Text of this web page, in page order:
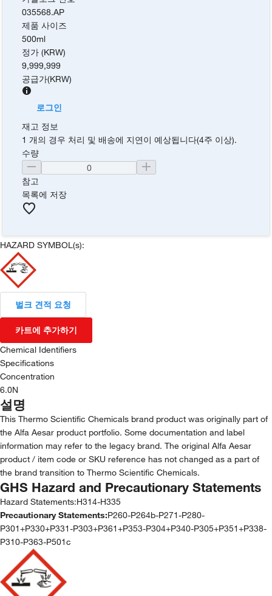
035568.AP
제품 사이즈
500ml
정가 (KRW)
9,999,999
공급가(KRW)
로그인
재고 정보
1 개의 경우 처리 및 배송에 지연이 예상됩니다(4주 이상).
수량
참고
목록에 저장
HAZARD SYMBOL(s):
벌크 견적 요청
카트에 추가하기
Chemical Identifiers
Specifications
Concentration
6.0N
설명
This Thermo Scientific Chemicals brand product was originally part of
the Alfa Aesar product portfolio. Some documentation and label
information may refer to the legacy brand. The original Alfa Aesar
product / item code or SKU reference has not changed as a part of
the brand transition to Thermo Scientific Chemicals.
GHS Hazard and Precautionary Statements
Hazard Statements:H314-H335
Precautionary Statements:P260-P264b-P271-P280-
P301+P330+P331-P303+P361+P353-P304+P340-P305+P351+P338-
P310-P363-P501c